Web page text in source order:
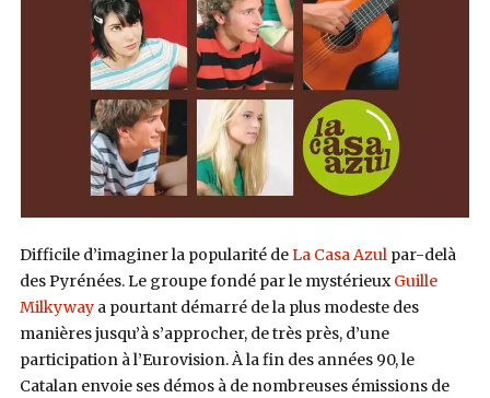
Difficile d’imaginer la popularité deLa Casa Azulpar-delà
des Pyrénées. Le groupe fondé par le mystérieuxGuille
Milkywaya pourtant démarré de la plus modeste des
manières jusqu’à s’approcher, de très près, d’une
participation à l’Eurovision. À la fin des années 90, le
Catalan envoie ses démos à de nombreuses émissions de